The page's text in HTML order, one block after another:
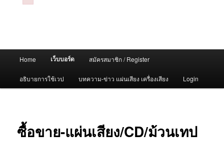
Home เว็บบอร์ด สมัครสมาชิก / Register
อธิบายการใช้เวป บทความ-ข่าว แผ่นเสียง เครื่องเสียง Login
ซื้อขาย-แผ่นเสียง/CD/ม้วนเทป
Failed to initialize plugin: wplink